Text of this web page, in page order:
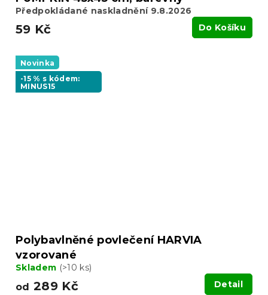
Předpokládané naskladnění 9.8.2026
59 Kč Do Košíku
Novinka
-15 % s kódem:
MINUS15
Polybavlněné povlečení HARVIA
vzorované
Skladem (>10 ks)
od 289 Kč Detail